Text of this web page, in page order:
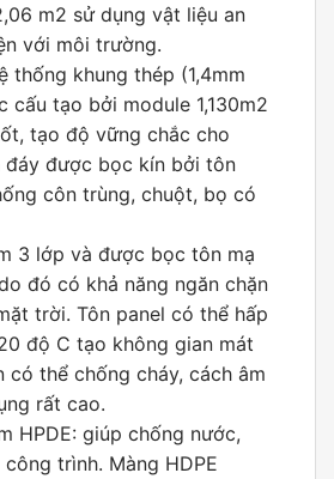
m2 sử dụng vật liệu an
với môi trường.
thống khung thép (1,4mm
cấu tạo bởi module 1,130m2
tạo độ vững chắc cho
đáy được bọc kín bởi tôn
côn trùng, chuột, bọ có
3 lớp và được bọc tôn mạ
đó có khả năng ngăn chặn
trời. Tôn panel có thể hấp
độ C tạo không gian mát
có thể chống cháy, cách âm
rất cao.
HPDE: giúp chống nước,
trình. Màng HDPE